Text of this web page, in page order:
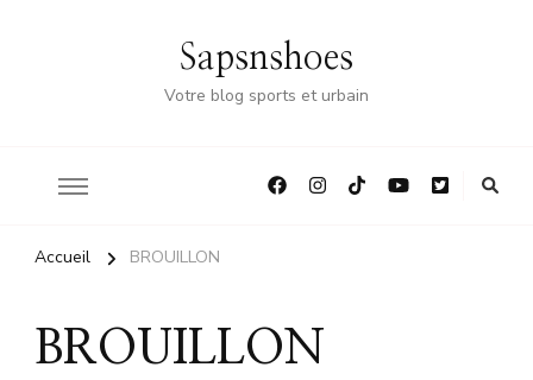
Sapsnshoes
Votre blog sports et urbain
Accueil BROUILLON
BROUILLON